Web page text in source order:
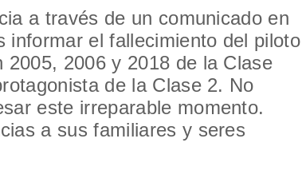
a través de un comunicado en
informar el fallecimiento del piloto
2006 y 2018 de la Clase
de la Clase 2. No
este irreparable momento.
a sus familiares y seres